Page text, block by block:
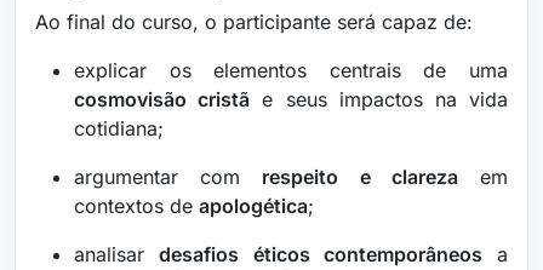
Ao final do curso, o participante será capaz de:
explicar os elementos centrais de uma
cosmovisão cristã e seus impactos na vida
cotidiana;
argumentar com respeito e clarezaem
contextos de apologética;
analisardesafios éticos contemporâneos a